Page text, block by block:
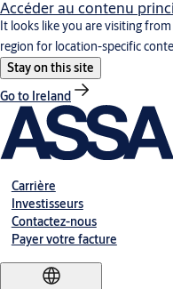
Accéder au contenu
It looks like you are visiting
region for location-specific
Stay on this site
Go to Ireland
Carrière
Investisseurs
Contactez-nous
Payer votre facture